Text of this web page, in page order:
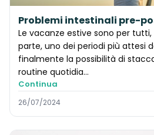
Problemi intestinali pre-
Le vacanze estive sono per
parte, uno dei periodi più attesi
finalmente la possibilità di
routine quotidia...
Continua
26/07/2024